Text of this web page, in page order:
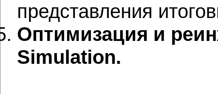
представления
Оптимизация и
Simulation.